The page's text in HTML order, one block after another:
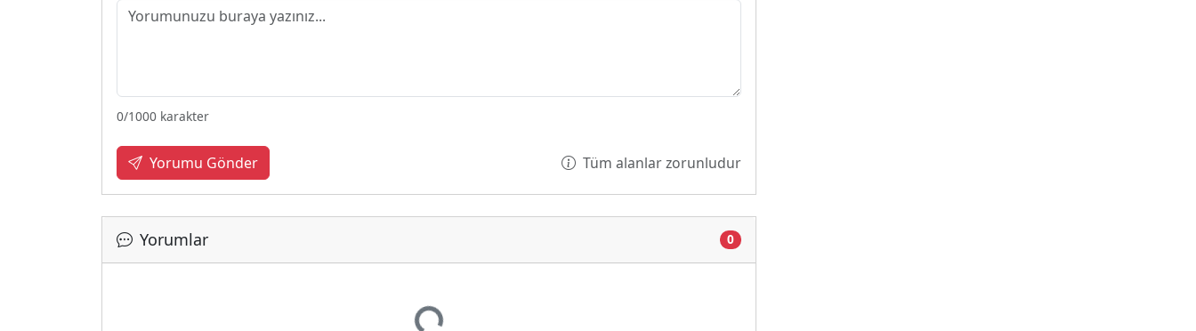
0/1000 karakter
Yorumu Gönder Tüm alanlar zorunludur
Yorumlar 0